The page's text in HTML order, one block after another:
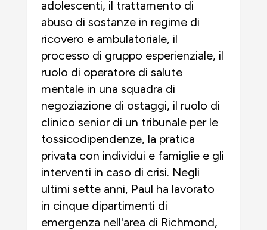
adolescenti, il trattamento di
abuso di sostanze in regime di
ricovero e ambulatoriale, il
processo di gruppo esperienziale, il
ruolo di operatore di salute
mentale in una squadra di
negoziazione di ostaggi, il ruolo di
clinico senior di un tribunale per le
tossicodipendenze, la pratica
privata con individui e famiglie e gli
interventi in caso di crisi. Negli
ultimi sette anni, Paul ha lavorato
in cinque dipartimenti di
emergenza nell'area di Richmond,